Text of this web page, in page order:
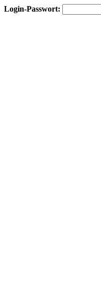
Login-Passwort: